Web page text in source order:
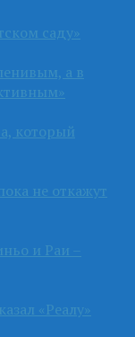
саду»
а в
который
не откажут
и Раи –
«Реалу»